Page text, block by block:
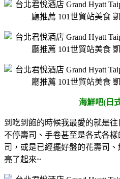
海鮮吧(日
到吃到飽的時候我最愛的就是
不停壽司、手卷甚至是各式各
司，或是已經擺好盤的花壽司
亮了起來~